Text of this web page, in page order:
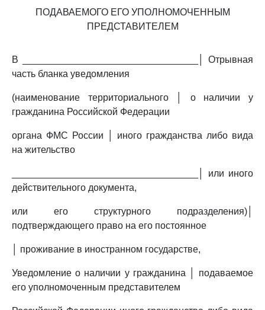
ПОДАВАЕМОГО ЕГО УПОЛНОМОЧЕННЫМ
ПРЕДСТАВИТЕЛЕМ
В _________________________________│ Отрывная
часть бланка уведомления
(наименование территориального │ о наличии у
гражданина Российской Федерации
органа ФМС России │ иного гражданства либо вида
на жительство
___________________________________│ или иного
действительного документа,
или его структурного подразделения)│
подтверждающего право на его постоянное
│ проживание в иностранном государстве,
Уведомление о наличии у гражданина │ подаваемое
его уполномоченным представителем